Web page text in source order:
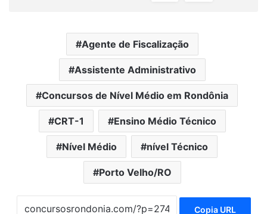
Agente de Fiscalização
Assistente Administrativo
Concursos de Nível Médio em Rondônia
CRT-1 Ensino Médio Técnico
Nível Médio nível Técnico
Porto Velho/RO
Copia URL